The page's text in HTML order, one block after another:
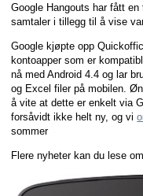
Google Hangouts har fått
samtaler i tillegg til å vise
Google kjøpte opp
kontoapper som er
nå med Android 4.4 og lar
og Excel filer på mobilen.
å vite at dette er enkelt via
forsåvidt ikke helt ny, og vi
sommer
Flere nyheter kan du lese